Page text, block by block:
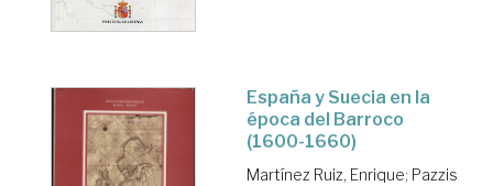
España y Suecia en la
época del Barroco
(1600-1660)
Martínez Ruiz, Enrique; Pazzis